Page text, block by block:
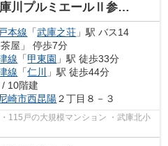
川プルミエールⅡ参号棟
本線 「武庫之荘 」駅 バス14
屋」 停歩7分
線 「甲東園 」駅 徒歩33分
線 「仁川
」駅 徒歩44分
10階建
崎市西昆陽２丁目８－３
115戸の大規模マンション ・武庫北小